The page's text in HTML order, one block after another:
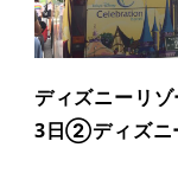
ディズニーリ
3日②ディズニ